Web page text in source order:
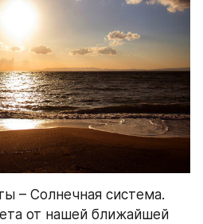
– Солнечная система.
от нашей ближайшей